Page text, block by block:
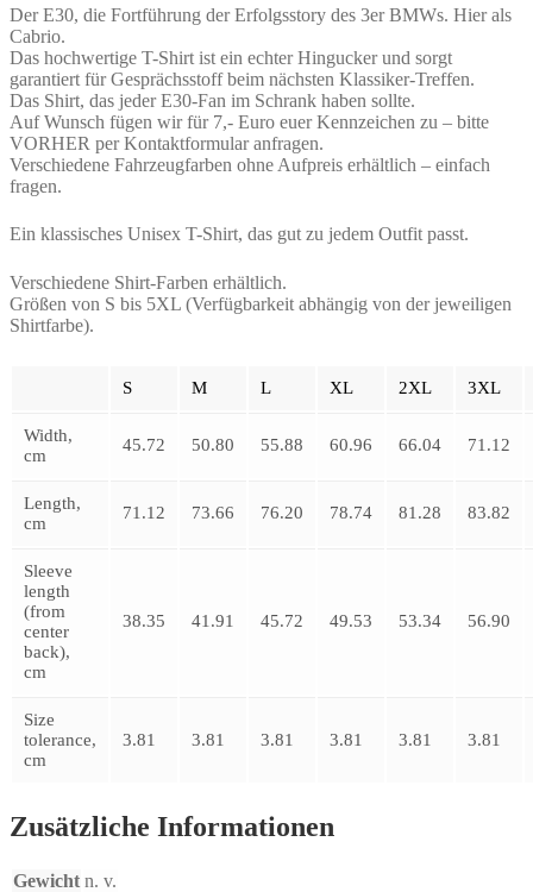
Menge
Der E30, die Fortführung der Erfolgsstory des 3er BMWs. Hier als
Cabrio.
Das hochwertige T-Shirt ist ein echter Hingucker und sorgt
garantiert für Gesprächsstoff beim nächsten Klassiker-Treffen.
Das Shirt, das jeder E30-Fan im Schrank haben sollte.
Auf Wunsch fügen wir für 7,- Euro euer Kennzeichen zu – bitte
VORHER per Kontaktformular anfragen.
Verschiedene Fahrzeugfarben ohne Aufpreis erhältlich – einfach
fragen.
Ein klassisches Unisex T-Shirt, das gut zu jedem Outfit passt.
Verschiedene Shirt-Farben erhältlich.
Größen von S bis 5XL (Verfügbarkeit abhängig von der jeweiligen
Shirtfarbe).
S M L XL 2XL 3XL
Width,
cm
45.72 50.80 55.88 60.96 66.04 71.12
Length,
cm
71.12 73.66 76.20 78.74 81.28 83.82
Sleeve
length
(from
center
back),
cm
38.35 41.91 45.72 49.53 53.34 56.90
Size
tolerance,
cm
3.81 3.81 3.81 3.81 3.81 3.81
Zusätzliche Informationen
Gewicht n. v.